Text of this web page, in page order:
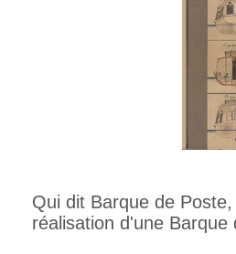
Qui dit Barque de
réalisation d'une